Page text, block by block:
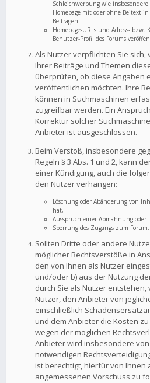
Schleichwerbung wie
Homepage mit oder ohne Beitext
Beiträgen.
Homepage-URLs und Adress-
Benutzer-Profil des Forums
Als Nutzer verpflichten Sie
Ihrer Beiträge und Themen
überprüfen, ob diese Angaben
veröffentlichen möchten. Ihre
können in Suchmaschinen
zugreifbar werden. Ein
Korrektur solcher
Anbieter ist ausgeschlossen.
Beim Verstoß, insbesondere
Regeln § 3 Abs. 1 und 2, kann
einer Kündigung, auch die
den Nutzer verhängen:
Löschung oder Abänderung von
hat,
Ausspruch einer Abmahnung oder
Sperrung des Zugangs zum Forum.
Sollten Dritte oder andere
möglicher Rechtsverstöße in
den von Ihnen als Nutzer
und/oder b) aus der Nutzung
durch Sie als Nutzer entstehen,
Nutzer, den Anbieter von
einschließlich
und dem Anbieter die Kosten
wegen der möglichen
Anbieter wird insbesondere
notwendigen
ist berechtigt, hierfür von Ihnen
angemessenen Vorschuss zu